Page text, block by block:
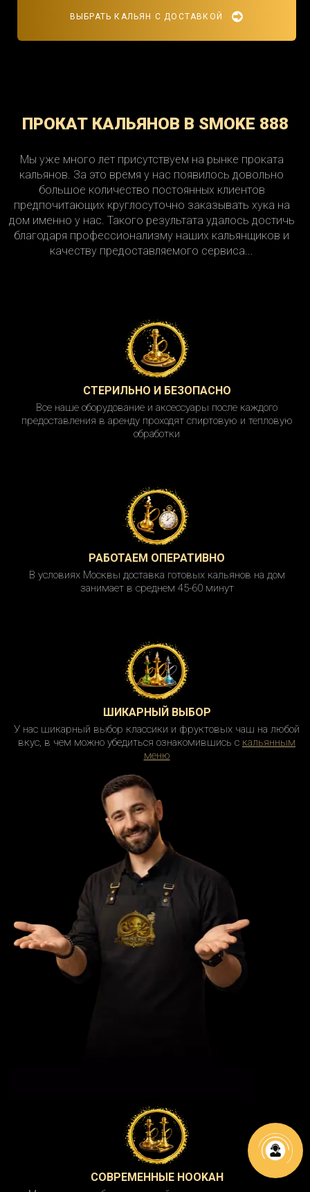
ВЫБРАТЬ КАЛЬЯН С ДОСТАВКОЙ
ПРОКАТ КАЛЬЯНОВ В SMOKE 888
Мы уже много лет присутствуем на рынке проката
кальянов. За это время у нас появилось довольно
большое количество постоянных клиентов
предпочитающих круглосуточно заказывать хука на
дом именно у нас. Такого результата удалось достичь
благодаря профессионализму наших кальянщиков и
качеству предоставляемого сервиса...
СТЕРИЛЬНО И БЕЗОПАСНО
Все наше оборудование и аксессуары после каждого
предоставления в аренду проходят спиртовую и тепловую
обработки
РАБОТАЕМ ОПЕРАТИВНО
В условиях Москвы доставка готовых кальянов на дом
занимает в среднем 45-60 минут
ШИКАРНЫЙ ВЫБОР
У нас шикарный выбор классики и фруктовых чаш на любой
вкус, в чем можно убедиться ознакомившись с кальянным
меню
СОВРЕМЕННЫЕ HOOKAH